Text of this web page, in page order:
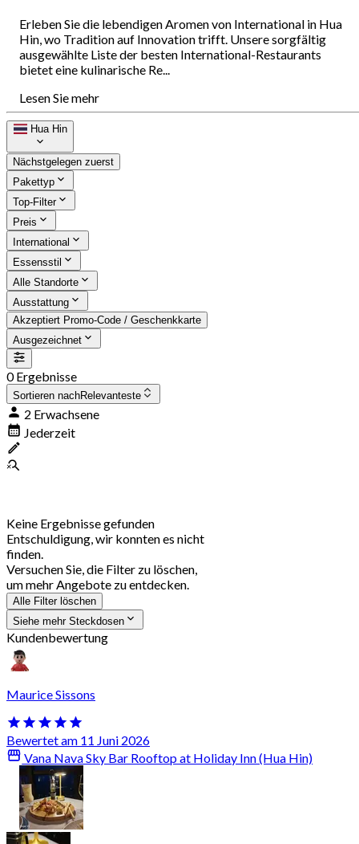
Erleben Sie die lebendigen Aromen von International in Hua
Hin, wo Tradition auf Innovation trifft. Unsere sorgfältig
ausgewählte Liste der besten International-Restaurants
bietet eine kulinarische Re...
Lesen Sie mehr
Hua Hin
Nächstgelegen zuerst
Pakettyp
Top-Filter
Preis
International
Essensstil
Alle Standorte
Ausstattung
Akzeptiert Promo-Code / Geschenkkarte
Ausgezeichnet
0 Ergebnisse
Sortieren nachRelevanteste
2 Erwachsene
Jederzeit
Keine Ergebnisse gefunden
Entschuldigung, wir konnten es nicht
finden.
Versuchen Sie, die Filter zu löschen,
um mehr Angebote zu entdecken.
Alle Filter löschen
Siehe mehr Steckdosen
Kundenbewertung
Maurice Sissons
Bewertet am 11 Juni 2026
Vana Nava Sky Bar Rooftop at Holiday Inn (Hua Hin)